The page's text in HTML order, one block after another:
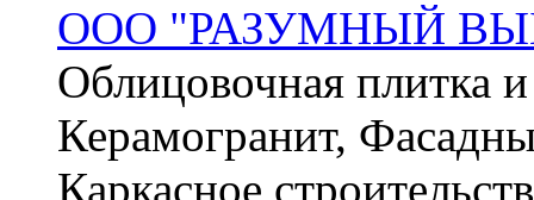
ООО "РАЗУМНЫЙ
Облицовочная плитка
Керамогранит,
Каркасное